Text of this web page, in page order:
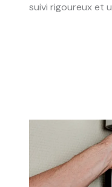
suivi rigoureux et